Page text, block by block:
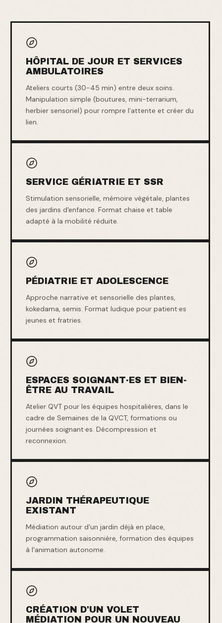
HÔPITAL DE JOUR ET SERVICES
AMBULATOIRES
Ateliers courts (30-45 min) entre deux soins.
Manipulation simple (boutures, mini-terrarium,
herbier sensoriel) pour rompre l'attente et créer du
lien.
SERVICE GÉRIATRIE ET SSR
Stimulation sensorielle, mémoire végétale, plantes
des jardins d'enfance. Format chaise et table
adapté à la mobilité réduite.
PÉDIATRIE ET ADOLESCENCE
Approche narrative et sensorielle des plantes,
kokedama, semis. Format ludique pour patient·es
jeunes et fratries.
ESPACES SOIGNANT·ES ET BIEN-
ÊTRE AU TRAVAIL
Atelier QVT pour les équipes hospitalières, dans le
cadre de Semaines de la QVCT, formations ou
journées soignant·es. Décompression et
reconnexion.
JARDIN THÉRAPEUTIQUE
EXISTANT
Médiation autour d'un jardin déjà en place,
programmation saisonnière, formation des équipes
à l'animation autonome.
CRÉATION D'UN VOLET
MÉDIATION POUR UN NOUVEAU